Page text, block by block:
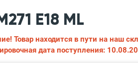
E18 ML
Товар находится в пути на наш
дата поступления: